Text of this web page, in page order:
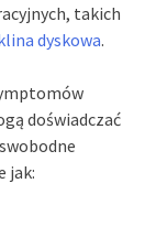
takich
dyskowa.
doświadczać
jak: